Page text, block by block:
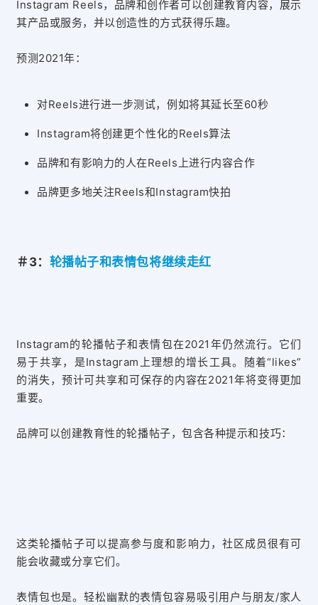
Instagram Reels，品牌和创作者可以创建教育内容，展示
其产品或服务，并以创造性的方式获得乐趣。
预测2021年：
对Reels进行进一步测试，例如将其延长至60秒
Instagram将创建更个性化的Reels算法
品牌和有影响力的人在Reels上进行内容合作
品牌更多地关注Reels和Instagram快拍
＃3： 轮播帖子和表情包将继续走红
Instagram的轮播帖子和表情包在2021年仍然流行。它们
易于共享，是Instagram上理想的增长工具。随着“likes”
的消失，预计可共享和可保存的内容在2021年将变得更加
重要。
品牌可以创建教育性的轮播帖子，包含各种提示和技巧：
这类轮播帖子可以提高参与度和影响力，社区成员很有可
能会收藏或分享它们。
表情包也是。轻松幽默的表情包容易吸引用户与朋友/家人